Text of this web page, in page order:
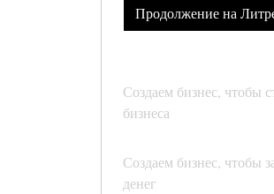
Продолжение на
Создаем бизнес, чтобы
бизнеса
Создаем бизнес, чтобы
денег